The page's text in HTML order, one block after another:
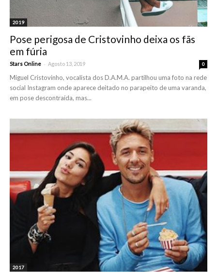
2019
Pose perigosa de Cristovinho deixa os fãs
em fúria
Stars Online - Agosto 13, 2019 0
Miguel Cristovinho, vocalista dos D.A.M.A. partilhou uma foto na rede
social Instagram onde aparece deitado no parapeito de uma varanda,
em pose descontraída, mas...
2017